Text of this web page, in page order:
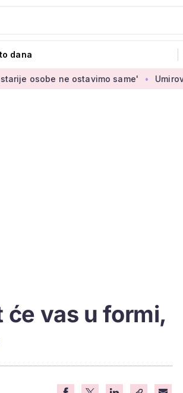
dana
ostavimo same' Umirovljenica
vas u formi,